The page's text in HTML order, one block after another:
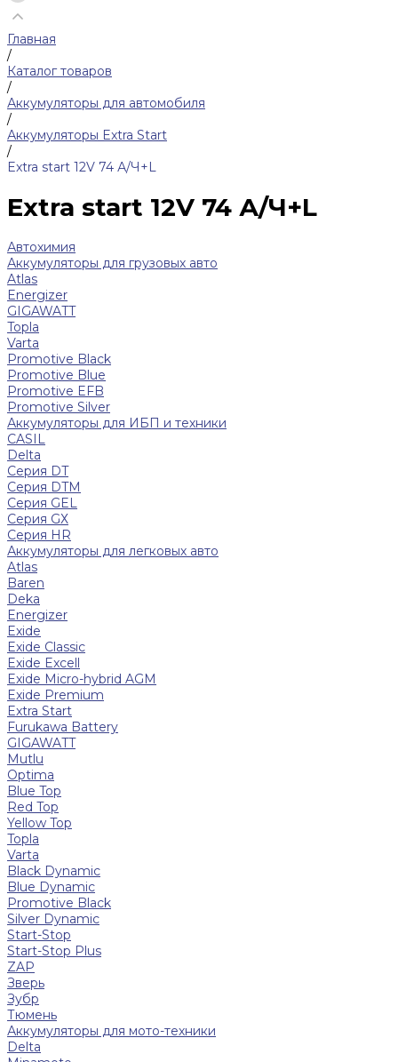
Главная
/
Каталог товаров
/
Аккумуляторы для автомобиля
/
Аккумуляторы Extra Start
/
Extra start 12V 74 А/Ч+L
Extra start 12V 74 А/Ч+L
Автохимия
Аккумуляторы для грузовых авто
Atlas
Energizer
GIGAWATT
Topla
Varta
Promotive Black
Promotive Blue
Promotive EFB
Promotive Silver
Аккумуляторы для ИБП и техники
CASIL
Delta
Серия DT
Серия DTM
Серия GEL
Серия GХ
Серия HR
Аккумуляторы для легковых авто
Atlas
Baren
Deka
Energizer
Exide
Exide Classic
Exide Excell
Exide Micro-hybrid AGM
Exide Premium
Extra Start
Furukawa Battery
GIGAWATT
Mutlu
Optima
Blue Top
Red Top
Yellow Top
Topla
Varta
Black Dynamic
Blue Dynamic
Promotive Black
Silver Dynamic
Start-Stop
Start-Stop Plus
ZAP
Зверь
Зубр
Тюмень
Аккумуляторы для мото-техники
Delta